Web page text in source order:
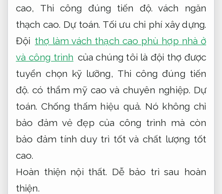
cao, Thi công đúng tiến độ. vách ngăn
thạch cao. Dự toán. Tối ưu chi phí xây dựng.
Đội thợ làm vách thạch cao phù hợp nhà ở
và công trình của chúng tôi là đội thợ được
tuyển chọn kỹ lưỡng, Thi công đúng tiến
độ. có thẩm mỹ cao và chuyên nghiệp. Dự
toán. Chống thấm hiệu quả. Nó không chỉ
bảo đảm vẻ đẹp của công trình mà còn
bảo đảm tính duy trì tốt và chất lượng tốt
cao.
Hoàn thiện nội thất. Dễ bảo trì sau hoàn
thiện.